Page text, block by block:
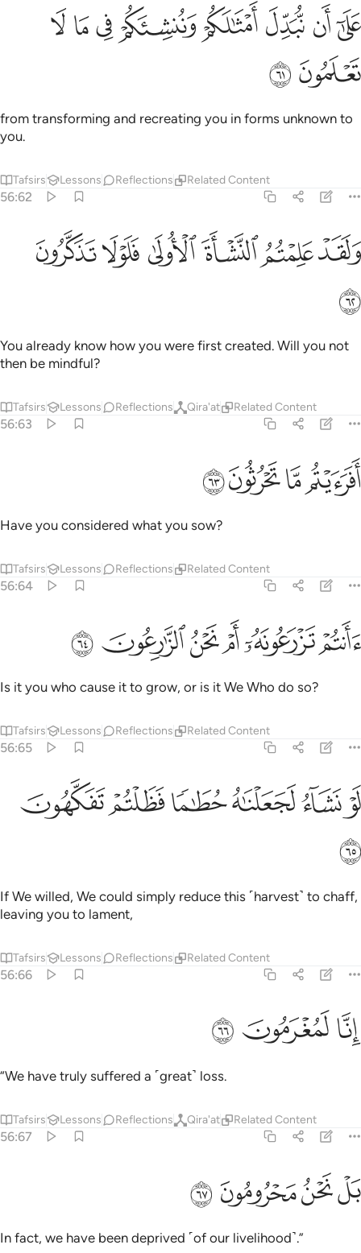
على ان نبدل امثالكم وننشيكم في ما لا تعلمون ٦١
عَلَىٰٓ أَن نُّبَدِّلَ أَمْثَـٰلَكُمْ وَنُنشِئَكُمْ فِى مَا لَا تَعْلَمُونَ ٦١
ﱶﱷﱸﱹﱺﱻﱼﱽ
ﱾﱿ
from transforming and recreating you in forms unknown to
you.
Tafsirs Lessons Reflections Related Content
56:62
ولقد علمتم النشاة الاولى فلولا تذكرون ٦٢
وَلَقَدْ عَلِمْتُمُ ٱلنَّشْأَةَ ٱلْأُولَىٰ فَلَوْلَا تَذَكَّرُونَ ٦٢
ﲀﲁﲂﲃﲄﲅ
ﲆ
You already know how you were first created. Will you not
then be mindful?
Tafsirs Lessons Reflections Qira'at Related Content
56:63
افرايتم ما تحرثون ٦٣
أَفَرَءَيْتُم مَّا تَحْرُثُونَ ٦٣
ﲇﲈﲉﲊ
Have you considered what you sow?
Tafsirs Lessons Reflections Related Content
56:64
اانتم تزرعونه ام نحن الزارعون ٦٤
ءَأَنتُمْ تَزْرَعُونَهُۥٓ أَمْ نَحْنُ ٱلزَّٰرِعُونَ ٦٤
ﲋﲌﲍﲎﲏﲐ
Is it you who cause it to grow, or is it We Who do so?
Tafsirs Lessons Reflections Related Content
56:65
لو نشاء لجعلناه حطاما فظلتم تفكهون ٦٥
لَوْ نَشَآءُ لَجَعَلْنَـٰهُ حُطَـٰمًۭا فَظَلْتُمْ تَفَكَّهُونَ ٦٥
ﲑﲒﲓﲔﲕﲖ
ﲗ
If We willed, We could simply reduce this ˹harvest˺ to chaff,
leaving you to lament,
Tafsirs Lessons Reflections Related Content
56:66
انا لمغرمون ٦٦
إِنَّا لَمُغْرَمُونَ ٦٦
ﲘﲙﲚ
“We have truly suffered a ˹great˺ loss.
Tafsirs Lessons Reflections Qira'at Related Content
56:67
بل نحن محرومون ٦٧
بَلْ نَحْنُ مَحْرُومُونَ ٦٧
ﲛﲜﲝﲞ
In fact, we have been deprived ˹of our livelihood˺.”